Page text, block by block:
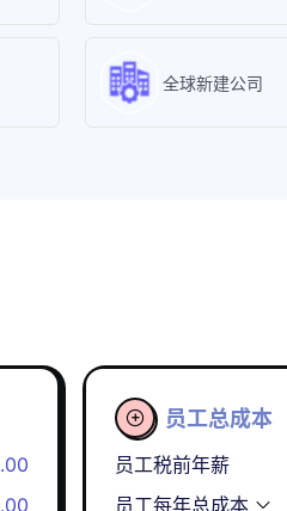
全球新建公司
 员工总成本
员工税前年薪
员工每年总成本